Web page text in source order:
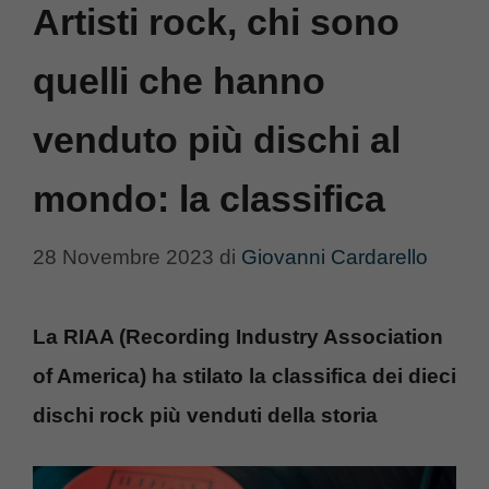
Artisti rock, chi sono
quelli che hanno
venduto più dischi al
mondo: la classifica
28 Novembre 2023 di Giovanni Cardarello
La RIAA (Recording Industry Association
of America) ha stilato la classifica dei dieci
dischi rock più venduti della storia